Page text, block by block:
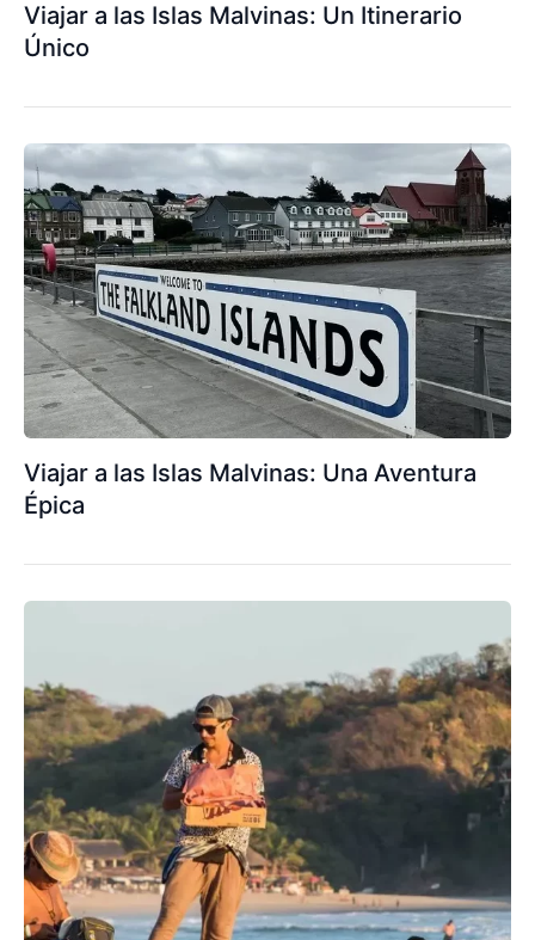
Viajar a las Islas Malvinas: Un Itinerario
Único
Viajar a las Islas Malvinas: Una Aventura
Épica